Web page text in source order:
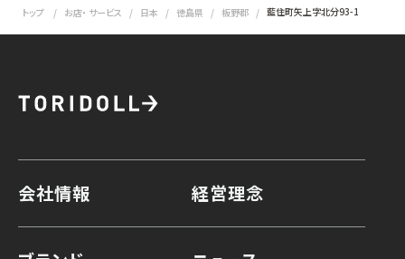
トップ お店・ サービス 日本 徳島県 板野郡 藍住町矢上字北分93-1
会社情報 経営理念